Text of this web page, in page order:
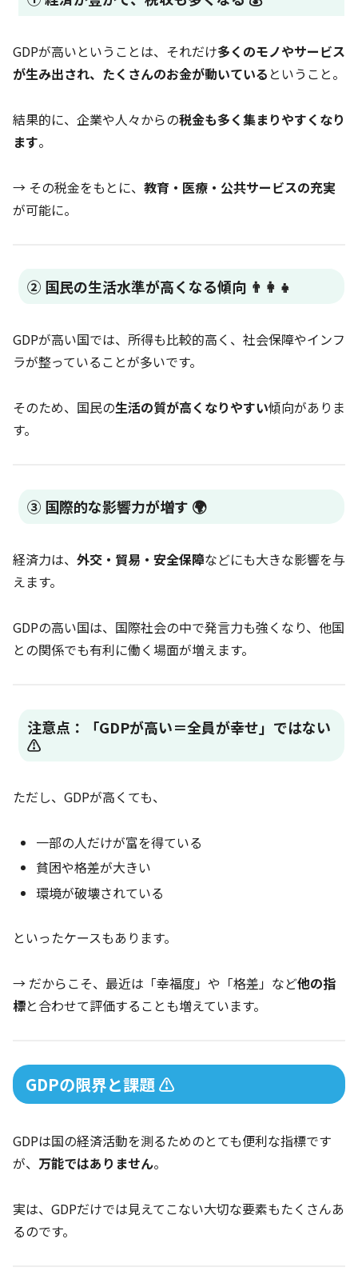
GDPが高いということは、それだけ多くのモノやサービス
が生み出され、たくさんのお金が動いている ということ。
結果的に、企業や人々からの税金も多く集まりやすくなり
ます。
→ その税金をもとに、 教育・医療・公共サービスの充実
が可能に。
② 国民の生活水準が高くなる傾向 👨‍👩‍👧
GDPが高い国では、所得も比較的高く、社会保障やインフ
ラが整っていることが多いです。
そのため、国民の生活の質が高くなりやすい傾向がありま
す。
③ 国際的な影響力が増す 🌍
経済力は、 外交・貿易・安全保障などにも大きな影響を与
えます。
GDPの高い国は、国際社会の中で発言力も強くなり、他国
との関係でも有利に働く場面が増えます。
注意点：「GDPが高い＝全員が幸せ」ではない
⚠️
ただし、GDPが高くても、
一部の人だけが富を得ている
貧困や格差が大きい
環境が破壊されている
といったケースもあります。
→ だからこそ、最近は「幸福度」や「格差」など他の指
標と合わせて評価することも増えています。
GDPの限界と課題 ⚠️
GDPは国の経済活動を測るためのとても便利な指標です
が、 万能ではありません。
実は、GDPだけでは見えてこない大切な要素もたくさんあ
るのです。